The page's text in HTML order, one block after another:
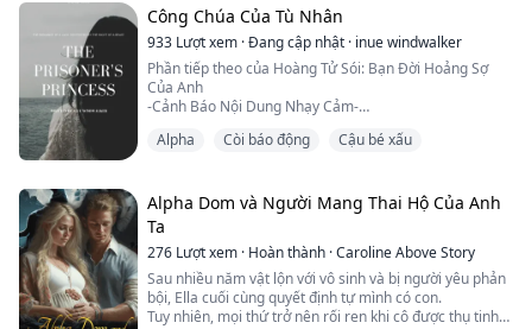
trong trắng của mình cho bạn trai, tôi phát hiện anh ta
đang ngủ với chị gái tôi.
Tôi đi đến quán bar để uống say, và ...
Công Chúa Của Tù Nhân
933 Lượt xem ·Đang cập nhật · inue windwalker
Phần tiếp theo của Hoàng Tử Sói: Bạn Đời Hoảng Sợ
Của Anh
-Cảnh Báo Nội Dung Nhạy Cảm-
mơ của cô là nối nghiệp cha mình. Tuy nhiên, cô không
như mọi thứ đều chỉ ra rằng cô phải làm điều mà cô
chưa từng làm trước đây: rời khỏi bầy đàn. Nhưng liệ...
Alpha Còi báo động Cậu bé xấu
Alpha Dom và Người Mang Thai Hộ Của Anh
Ta
276 Lượt xem · Hoàn thành ·Caroline Above Story
Sau nhiều năm vật lộn với vô sinh và bị người yêu phản
bội, Ella cuối cùng quyết định tự mình có con.
Tuy nhiên, mọi thứ trở nên rối ren khi cô được thụ tinh